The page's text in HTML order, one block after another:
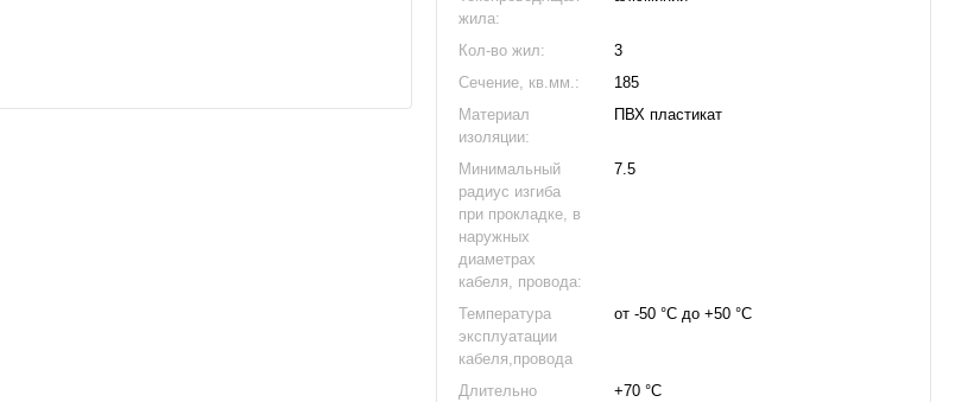
жила:
Кол-во жил:
3
Сечение, кв.мм.:
185
Материал
изоляции:
ПВХ пластикат
Минимальный
радиус изгиба
при прокладке, в
наружных
диаметрах
кабеля, провода:
7.5
Температура
эксплуатации
кабеля,провода
от -50 °С до +50 °С
Длительно
+70 °С